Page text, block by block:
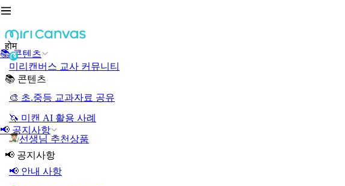
📚 콘텐츠
📢 공지사항
होम
미리캔버스 교사 커뮤니티
📚 콘텐츠
🎨 초.중등 교과자료 공유
🦄 미캔 AI 활용 사례
선생님 추천상품
📢 공지사항
📢 안내 사항